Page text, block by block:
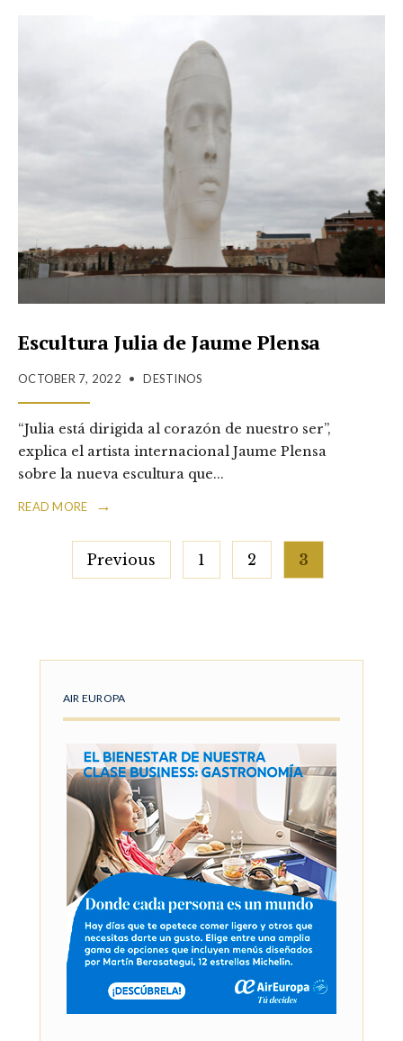
Escultura Julia de Jaume Plensa
OCTOBER 7, 2022 • DESTINOS
“Julia está dirigida al corazón de nuestro ser”,
explica el artista internacional Jaume Plensa
sobre la nueva escultura que...
READ MORE →
Posts
pagination
Previous 1 2 3
AIR EUROPA